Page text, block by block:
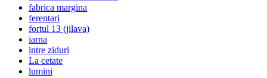
fabrica margina
ferentari
fortul 13 (jilava)
iarna
intre ziduri
La cetate
lumini